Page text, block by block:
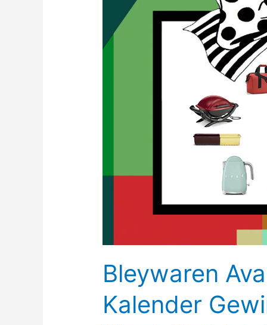
Bleywaren
Kalender